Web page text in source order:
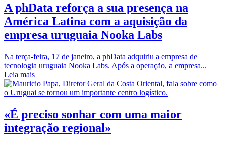
A phData reforça a sua presença na
América Latina com a aquisição da
empresa uruguaia Nooka Labs
Na terça-feira, 17 de janeiro, a phData adquiriu a empresa de
tecnologia uruguaia Nooka Labs. Após a operação, a empresa...
Leia mais
«É preciso sonhar com uma maior
integração regional»